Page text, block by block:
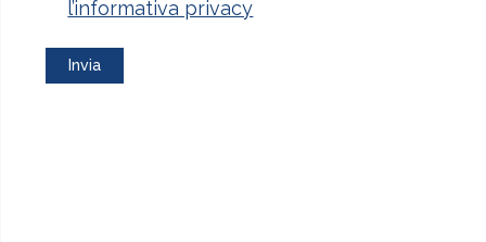
l’informativa privacy
Invia